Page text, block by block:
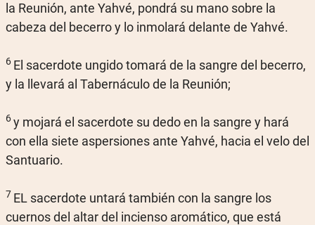
la Reunión, ante Yahvé, pondrá su mano sobre la
cabeza del becerro y lo inmolará delante de Yahvé.
6 El sacerdote ungido tomará de la sangre del becerro,
y la llevará al Tabernáculo de la Reunión;
6y mojará el sacerdote su dedo en la sangre y hará
con ella siete aspersiones ante Yahvé, hacia el velo del
Santuario.
7 EL sacerdote untará también con la sangre los
cuernos del altar del incienso aromático, que está